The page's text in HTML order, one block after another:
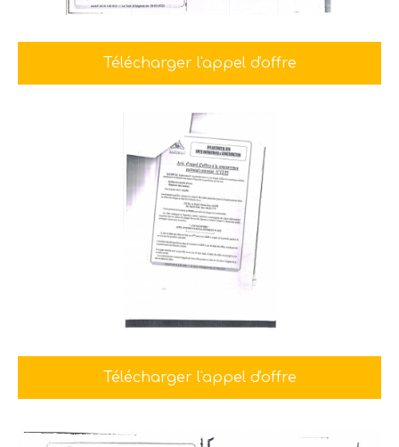
Télécharger l'appel d'offre
Télécharger l'appel d'offre